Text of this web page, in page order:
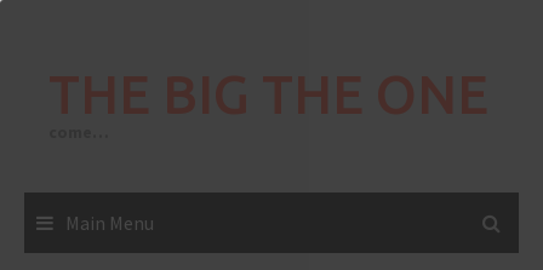
THE BIG THE ONE
Main Menu